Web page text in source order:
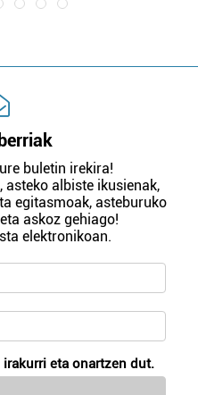
buletin irekira!
albiste ikusienak,
egitasmoak, asteburuko
askoz gehiago!
elektronikoan.
irakurri eta onartzen dut.